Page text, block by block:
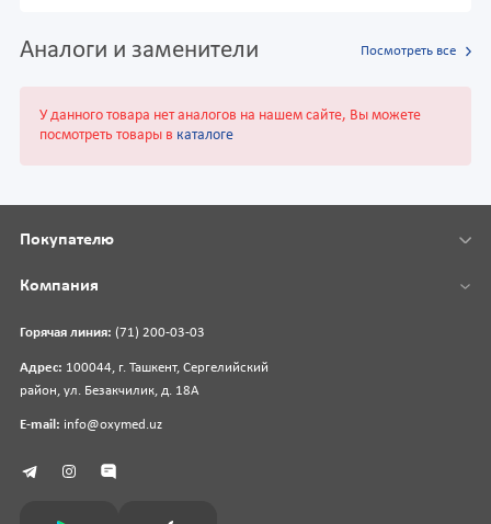
Аналоги и заменители Посмотреть все
У данного товара нет аналогов на нашем сайте, Вы можете
посмотреть товары в каталоге
Горячая линия: (71) 200-03-03
Адрес: 100044, г. Ташкент, Сергелийский
район, ул. Безакчилик, д. 18А
E-mail: info@oxymed.uz
Покупателю
Компания